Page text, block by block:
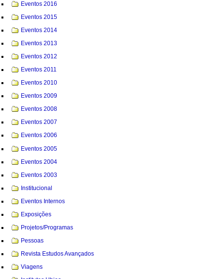
Eventos 2016
Eventos 2015
Eventos 2014
Eventos 2013
Eventos 2012
Eventos 2011
Eventos 2010
Eventos 2009
Eventos 2008
Eventos 2007
Eventos 2006
Eventos 2005
Eventos 2004
Eventos 2003
Institucional
Eventos Internos
Exposições
Projetos/Programas
Pessoas
Revista Estudos Avançados
Viagens